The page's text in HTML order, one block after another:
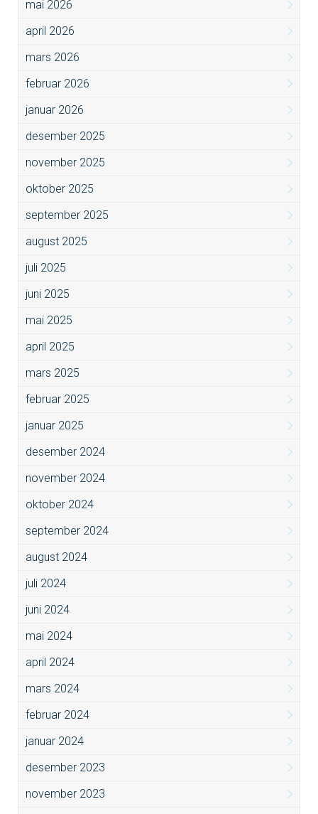
mai 2026
april 2026
mars 2026
februar 2026
januar 2026
desember 2025
november 2025
oktober 2025
september 2025
august 2025
juli 2025
juni 2025
mai 2025
april 2025
mars 2025
februar 2025
januar 2025
desember 2024
november 2024
oktober 2024
september 2024
august 2024
juli 2024
juni 2024
mai 2024
april 2024
mars 2024
februar 2024
januar 2024
desember 2023
november 2023